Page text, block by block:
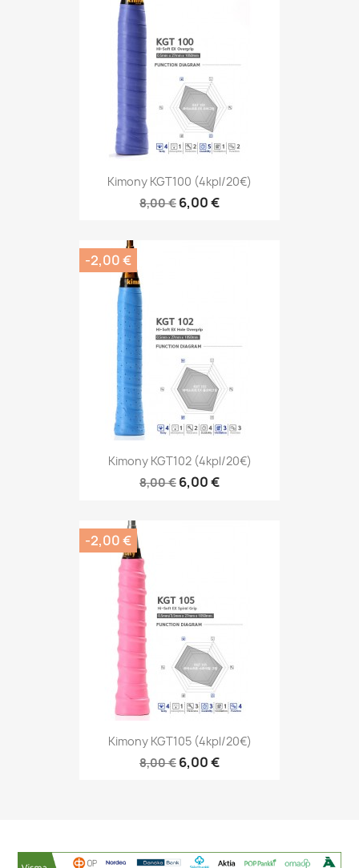
Kimony KGT100 (4kpl/20€)
8,00 € 6,00 €
Kimony KGT102 (4kpl/20€)
8,00 € 6,00 €
-2,00 €
Kimony KGT105 (4kpl/20€)
8,00 € 6,00 €
-2,00 €